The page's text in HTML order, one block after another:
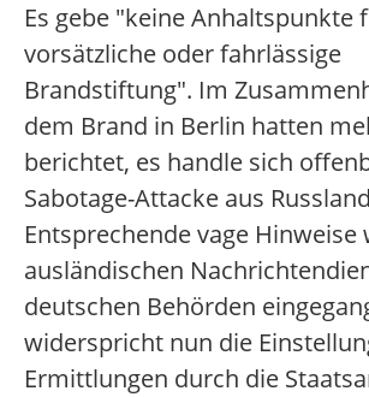
Es gebe "keine Anhaltspunkte
vorsätzliche oder fahrlässige
Brandstiftung". Im
dem Brand in Berlin hatten
berichtet, es handle sich
Sabotage-Attacke aus
Entsprechende vage Hinweise
ausländischen
deutschen Behörden
widerspricht nun die
Ermittlungen durch die